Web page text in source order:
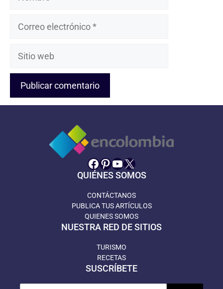
Sitio
Facebook
Pinterest
YouTube
X
QUIÉNES SOMOS
CONTÁCTANOS
PUBLICA TUS ARTÍCULOS
QUIENES SOMOS
NUESTRA RED DE SITIOS
TURISMO
RECETAS
SUSCRÍBETE